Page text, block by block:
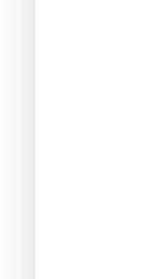
Ne
Que
1.
2.
3.
4.
5.
6.